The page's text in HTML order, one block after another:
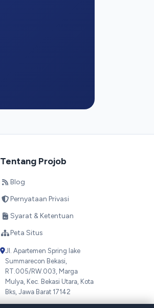
Tentang Projob
Blog
Pernyataan Privasi
Syarat & Ketentuan
Peta Situs
Jl. Apartemen Spring lake
Summarecon Bekasi,
RT.005/RW.003, Marga
Mulya, Kec. Bekasi Utara, Kota
Bks, Jawa Barat 17142